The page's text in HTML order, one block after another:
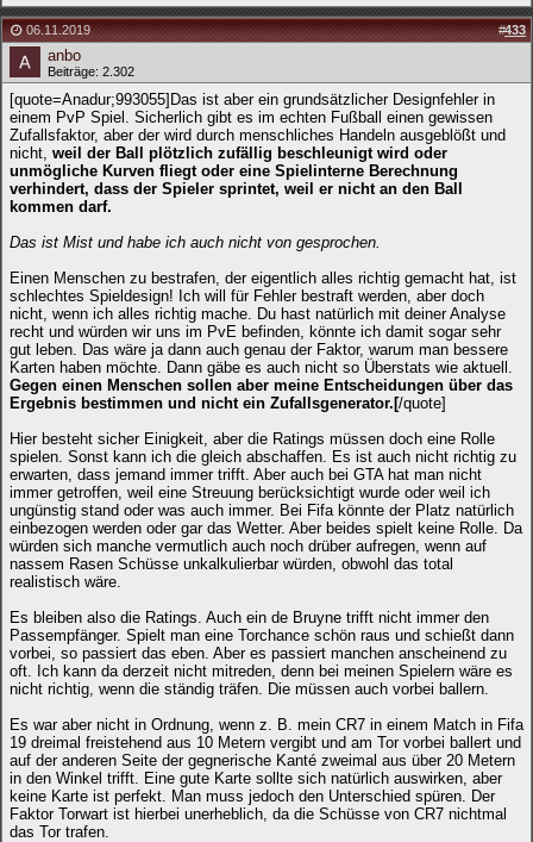
06.11.2019 #433
anbo
Beiträge: 2.302
[quote=Anadur;993055]Das ist aber ein grundsätzlicher Designfehler in
einem PvP Spiel. Sicherlich gibt es im echten Fußball einen gewissen
Zufallsfaktor, aber der wird durch menschliches Handeln ausgeblößt und
nicht, weil der Ball plötzlich zufällig beschleunigt wird oder
unmögliche Kurven fliegt oder eine Spielinterne Berechnung
verhindert, dass der Spieler sprintet, weil er nicht an den Ball
kommen darf.
Das ist Mist und habe ich auch nicht von gesprochen.
Einen Menschen zu bestrafen, der eigentlich alles richtig gemacht hat, ist
schlechtes Spieldesign! Ich will für Fehler bestraft werden, aber doch
nicht, wenn ich alles richtig mache. Du hast natürlich mit deiner Analyse
recht und würden wir uns im PvE befinden, könnte ich damit sogar sehr
gut leben. Das wäre ja dann auch genau der Faktor, warum man bessere
Karten haben möchte. Dann gäbe es auch nicht so Überstats wie aktuell.
Gegen einen Menschen sollen aber meine Entscheidungen über das
Ergebnis bestimmen und nicht ein Zufallsgenerator.[/quote]
Hier besteht sicher Einigkeit, aber die Ratings müssen doch eine Rolle
spielen. Sonst kann ich die gleich abschaffen. Es ist auch nicht richtig zu
erwarten, dass jemand immer trifft. Aber auch bei GTA hat man nicht
immer getroffen, weil eine Streuung berücksichtigt wurde oder weil ich
ungünstig stand oder was auch immer. Bei Fifa könnte der Platz natürlich
einbezogen werden oder gar das Wetter. Aber beides spielt keine Rolle. Da
würden sich manche vermutlich auch noch drüber aufregen, wenn auf
nassem Rasen Schüsse unkalkulierbar würden, obwohl das total
realistisch wäre.
Es bleiben also die Ratings. Auch ein de Bruyne trifft nicht immer den
Passempfänger. Spielt man eine Torchance schön raus und schießt dann
vorbei, so passiert das eben. Aber es passiert manchen anscheinend zu
oft. Ich kann da derzeit nicht mitreden, denn bei meinen Spielern wäre es
nicht richtig, wenn die ständig träfen. Die müssen auch vorbei ballern.
Es war aber nicht in Ordnung, wenn z. B. mein CR7 in einem Match in Fifa
19 dreimal freistehend aus 10 Metern vergibt und am Tor vorbei ballert und
auf der anderen Seite der gegnerische Kanté zweimal aus über 20 Metern
in den Winkel trifft. Eine gute Karte sollte sich natürlich auswirken, aber
keine Karte ist perfekt. Man muss jedoch den Unterschied spüren. Der
Faktor Torwart ist hierbei unerheblich, da die Schüsse von CR7 nichtmal
das Tor trafen.